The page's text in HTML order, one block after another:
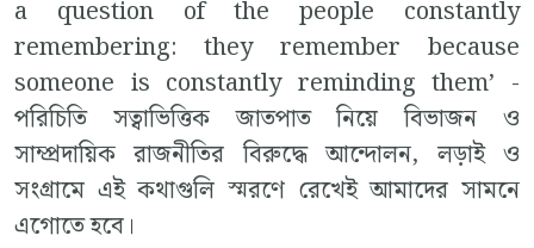
a question of the people constantly
remembering: they remember because
someone is constantly reminding them’ -
পরিচিতি সত্বাভিত্তিক জাতপাত নিয়ে বিভাজন ও
সাম্প্রদায়িক রাজনীতির বিরুদ্ধে আন্দোলন, লড়াই ও
সংগ্রামে এই কথাগুলি স্মরণে রেখেই আমাদের সামনে
এগোতে হবে।